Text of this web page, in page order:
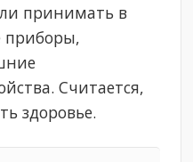
принимать в
приборы,
Считается,
здоровье.